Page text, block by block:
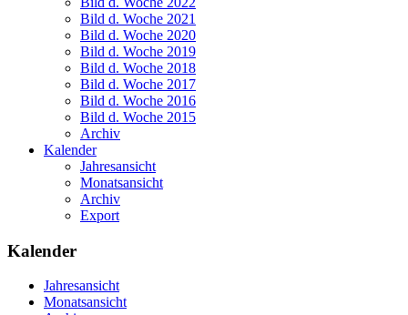
Bild d. Woche 2021
Bild d. Woche 2020
Bild d. Woche 2019
Bild d. Woche 2018
Bild d. Woche 2017
Bild d. Woche 2016
Bild d. Woche 2015
Archiv
Kalender
Jahresansicht
Monatsansicht
Archiv
Export
Kalender
Jahresansicht
Monatsansicht